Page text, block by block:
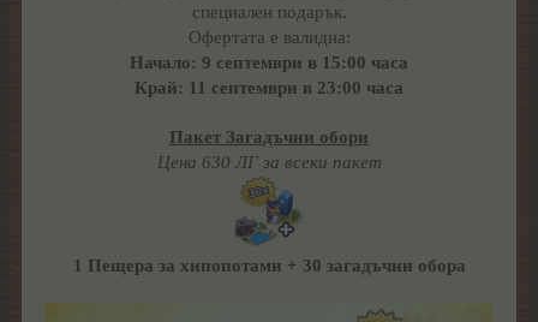
специален подарък.
Офертата е валидна:
Начало: 9 септември в 15:00 часа
Край: 11 септември в 23:00 часа
Пакет Загадъчни обори
Цена 630 ЛГ за всеки пакет
1 Пещера за хипопотами + 30 загадъчни обора